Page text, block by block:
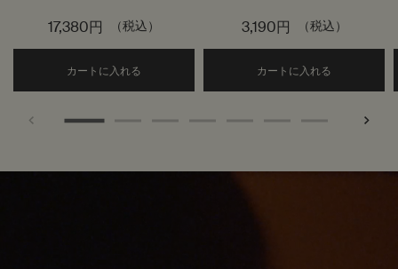
17,380円 （税込）
カートに入れる Add the ルーセント フェイシャル ナイト マ
3,190円 （税込）
カートに入れる